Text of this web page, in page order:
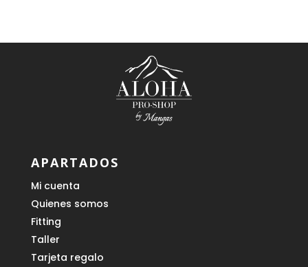
APARTADOS
Mi cuenta
Quienes somos
Fitting
Taller
Tarjeta regalo